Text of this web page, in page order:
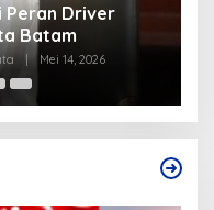
Peran Driver
Batam
| Mei 14, 2026